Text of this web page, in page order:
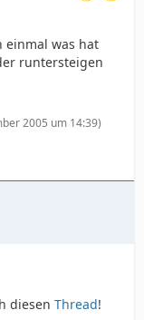
einmal was hat
runtersteigen
2005 um 14:39)
diesen Thread!